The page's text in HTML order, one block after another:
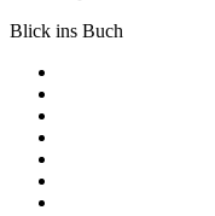
Blick ins Buch